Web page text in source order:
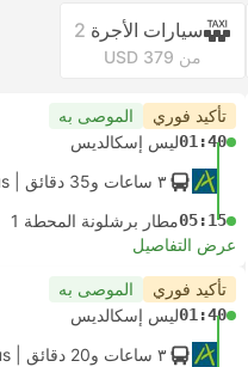
سيارات الأجرة 2
من USD 379
تأكيد فوري الموصى به
01:40ليس إسكالديس
٣ ساعات و‫35 دقائق
05:15مطار برشلونة المحطة 1
عرض التفاصيل
تأكيد فوري الموصى به
01:40ليس إسكالديس
٣ ساعات و‫20 دقائق